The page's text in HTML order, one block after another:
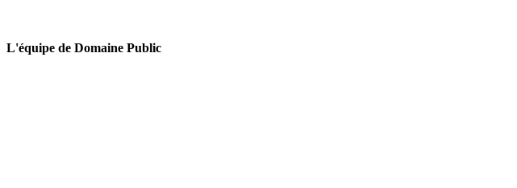
L'équipe de Domaine Public